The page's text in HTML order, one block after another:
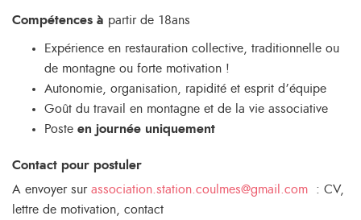
Compétences à partir de 18ans
Expérience en restauration collective, traditionnelle ou
de montagne ou forte motivation !
Autonomie, organisation, rapidité et esprit d’équipe
Goût du travail en montagne et de la vie associative
Poste en journée uniquement
Contact pour postuler
A envoyer sur association.station.coulmes@gmail.com : CV,
lettre de motivation, contact